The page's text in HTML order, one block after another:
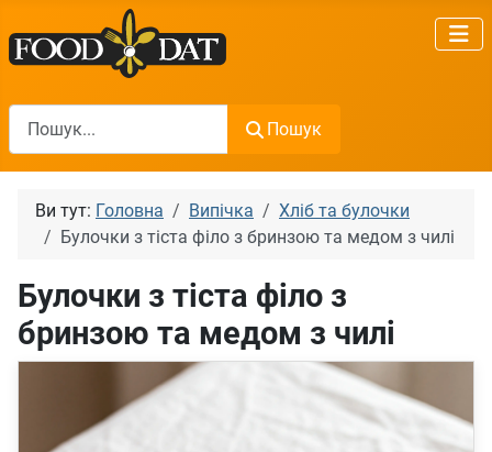
Пошук
Пошук
Ви тут: Головна Випічка
Хліб та булочки
Булочки з тіста філо з бринзою та медом з чилі
Булочки з тіста філо з
бринзою та медом з чилі